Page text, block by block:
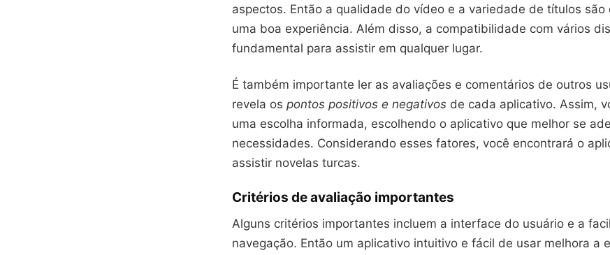
aspectos. Então a qualidade do vídeo e a variedade de títulos são
uma boa experiência. Além disso, a compatibilidade com vários
fundamental para assistir em qualquer lugar.
É também importante ler as avaliações e comentários de outros
revela os pontos positivos e negativos de cada aplicativo. Assim,
uma escolha informada, escolhendo o aplicativo que melhor se
necessidades. Considerando esses fatores, você encontrará o
assistir novelas turcas.
Critérios de avaliação importantes
Alguns critérios importantes incluem a interface do usuário e a
navegação. Então um aplicativo intuitivo e fácil de usar melhora a